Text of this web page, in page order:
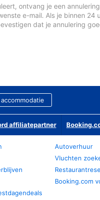
ontvang je een
e-mail. Als je binnen
dat je annulering
affiliatepartner
Autoverhuur
Vluchten
Booking.com